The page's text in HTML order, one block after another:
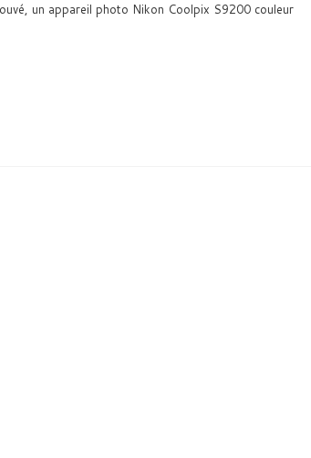
un appareil photo Nikon Coolpix S9200 couleur